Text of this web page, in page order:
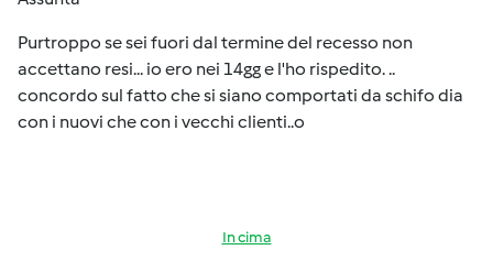
Purtroppo se sei fuori dal termine del recesso non
accettano resi... io ero nei 14gg e l'ho rispedito. ..
concordo sul fatto che si siano comportati da schifo dia
con i nuovi che con i vecchi clienti..o
In cima